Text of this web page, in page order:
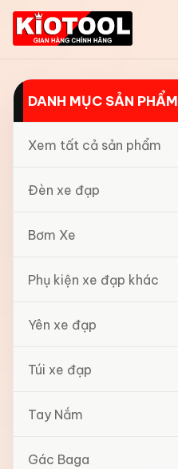
DANH MỤC SẢN PHẨM
Xem tất cả sản phẩm
Đèn xe đạp
Bơm Xe
Phụ kiện xe đạp khác
Yên xe đạp
Túi xe đạp
Tay Nắm
Gác Baga